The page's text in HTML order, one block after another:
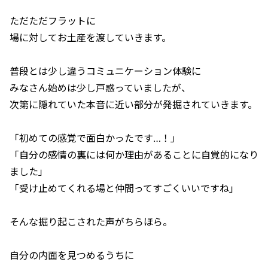
ただただフラットに
場に対してお土産を渡していきます。
普段とは少し違うコミュニケーション体験に
みなさん始めは少し戸惑っていましたが、
次第に隠れていた本音に近い部分が発掘されていきます。
「初めての感覚で面白かったです…！」
「自分の感情の裏には何か理由があることに自覚的になり
ました」
「受け止めてくれる場と仲間ってすごくいいですね」
そんな掘り起こされた声がちらほら。
自分の内面を見つめるうちに